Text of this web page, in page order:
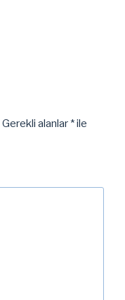
Gerekli alanlar *ile